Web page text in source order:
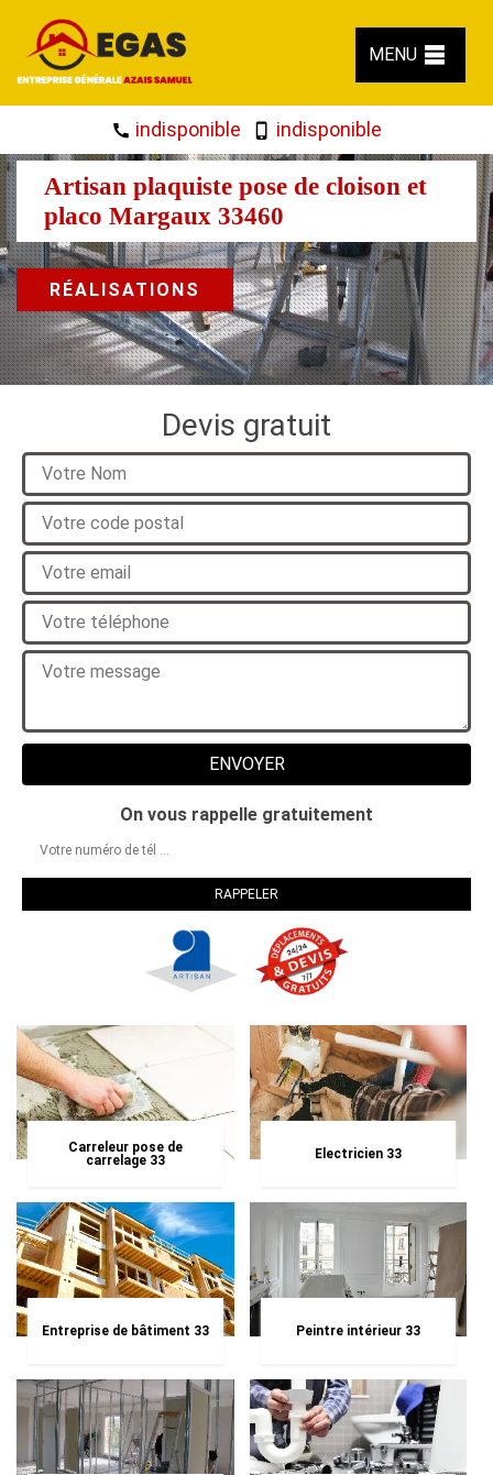
MENU
indisponible indisponible
Artisan plaquiste pose de cloison et
placo Margaux 33460
RÉALISATIONS
Devis gratuit
On vous rappelle gratuitement
Carreleur pose de
carrelage 33
Electricien 33
Entreprise de bâtiment 33 Peintre intérieur 33